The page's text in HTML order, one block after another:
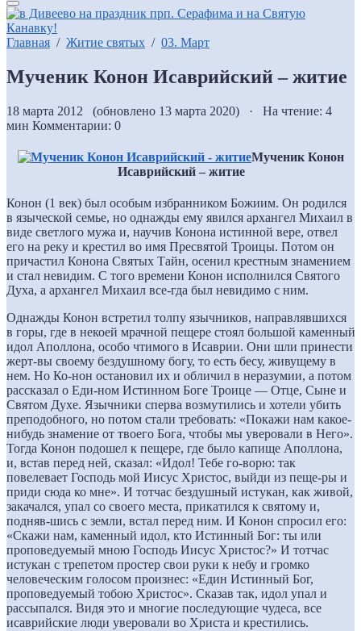
Главная / Житие святых / 03. Март
Мученик Конон Исаврийский – житие
18 марта 2012 (обновлено 13 марта 2020) · На чтение: 4
мин Комментарии: 0
Мученик Конон
Исаврийский – житие
Конон (1 век) был особым избранником Божиим. Он родился
в языческой семье, но однажды ему явился архангел Михаил в
виде светлого мужа и, научив Конона истинной вере, отвел
его на реку и крестил во имя Пресвятой Троицы. Потом он
причастил Конона Святых Тайн, осенил крестным знамением
и стал невидим. С того времени Конон исполнился Святого
Духа, а архангел Михаил все-гда был невидимо с ним.
Однажды Конон встретил толпу язычников, направлявшихся
в горы, где в некоей мрачной пещере стоял большой каменный
идол Аполлона, особо чтимого в Исаврии. Они шли принести
жерт-вы своему бездушному богу, то есть бесу, живущему в
нем. Но Ко-нон остановил их и обличил в неразумии, а потом
рассказал о Еди-ном Истинном Боге Троице — Отце, Сыне и
Святом Духе. Язычники сперва возмутились и хотели убить
преподобного, но потом стали требовать: «Покажи нам какое-
нибудь знамение от твоего Бога, чтобы мы уверовали в Него».
Тогда Конон подошел к пещере, где было капище Аполлона,
и, встав перед ней, сказал: «Идол! Тебе го-ворю: так
повелевает Господь мой Иисус Христос, выйди из пеще-ры и
приди сюда ко мне». И тотчас бездушный истукан, как живой,
закачался, упал со своего места, прикатился к святому и,
подняв-шись с земли, встал перед ним. И Конон спросил его:
«Скажи нам, каменный идол, кто Истинный Бог: ты или
проповедуемый мною Господь Иисус Христос?» И тотчас
истукан с трепетом простер свои руки к небу и громко
человеческим голосом произнес: «Един Истинный Бог,
проповедуемый тобою Христос». Сказав так, идол упал и
рассыпался. Видя это и многие последующие чудеса, все
исаврийские люди уверовали во Христа и крестились.